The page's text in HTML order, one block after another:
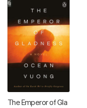
The Emperor of Gla